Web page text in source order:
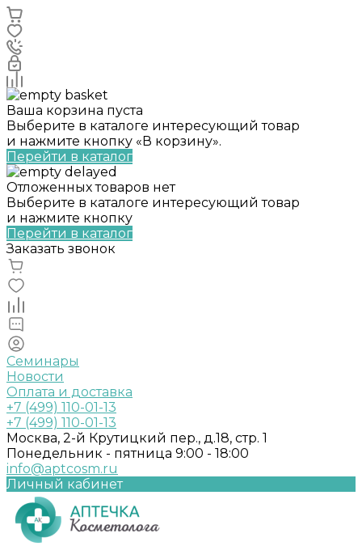
Ваша корзина пуста
Выберите в каталоге интересующий товар
и нажмите кнопку «В корзину».
Перейти в каталог
Отложенных товаров нет
Выберите в каталоге интересующий товар
и нажмите кнопку
Перейти в каталог
Заказать звонок
Семинары
Новости
Оплата и доставка
+7 (499) 110-01-13
+7 (499) 110-01-13
Москва, 2-й Крутицкий пер., д.18, стр. 1
Понедельник - пятница 9:00 - 18:00
info@aptcosm.ru
Личный кабинет